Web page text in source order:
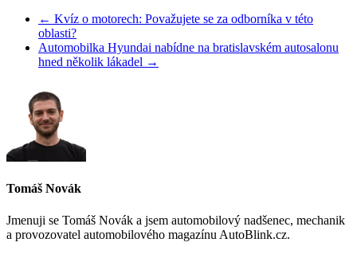
← Kvíz o motorech: Považujete se za odborníka v této
oblasti?
Automobilka Hyundai nabídne na bratislavském autosalonu
hned několik lákadel →
Tomáš Novák
Jmenuji se Tomáš Novák a jsem automobilový nadšenec, mechanik
a provozovatel automobilového magazínu AutoBlink.cz.